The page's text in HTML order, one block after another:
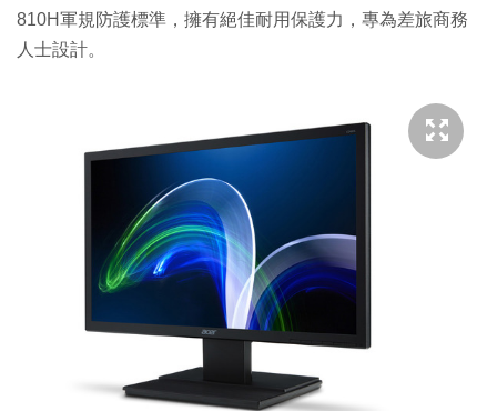
810H軍規防護標準，擁有絕佳耐用保護力，專為差旅商務
人士設計。